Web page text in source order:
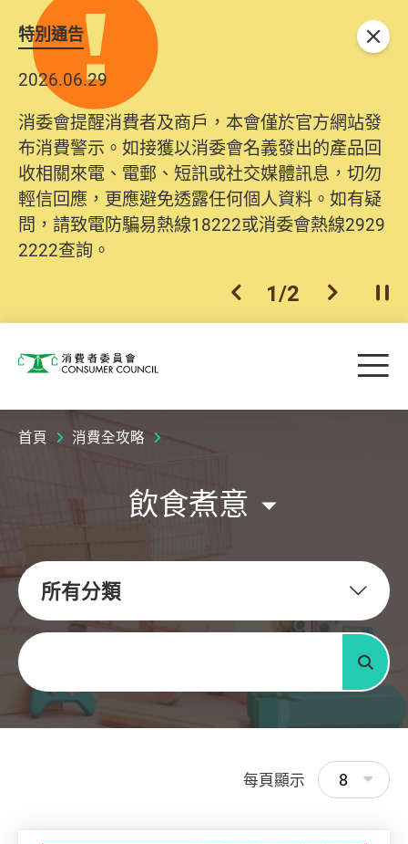
特別通告
2026.06.29
消委會提醒消費者及商戶，本會僅於官方網站發
布消費警示。如接獲以消委會名義發出的產品回
收相關來電、電郵、短訊或社交媒體訊息，切勿
輕信回應，更應避免透露任何個人資料。如有疑
問，請致電防騙易熱線18222或消委會熱線2929
2222查詢。
上一個
1/2 下一個開
關閉
消費者委員會 目
首頁 消費全攻略
飲食煮意
所有分類
關鍵字
搜尋
每頁顯示 8